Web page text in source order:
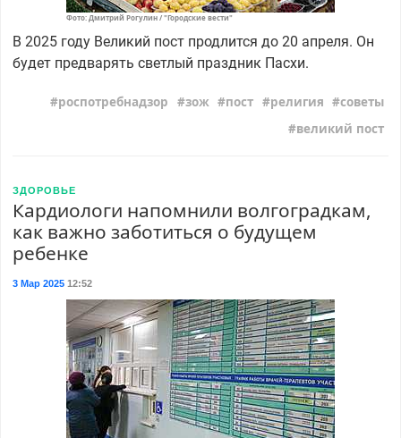
Фото: Дмитрий Рогулин / "Городские вести"
В 2025 году Великий пост продлится до 20 апреля. Он
будет предварять светлый праздник Пасхи.
роспотребнадзор зож пост религия
советы
великий пост
ЗДОРОВЬЕ
Кардиологи напомнили волгоградкам,
как важно заботиться о будущем
ребенке
3 Мар 202512:52